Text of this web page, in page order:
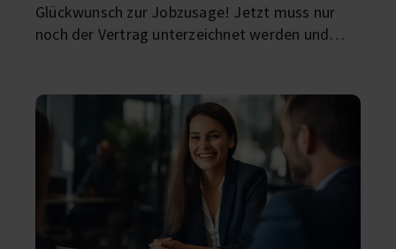
Glückwunsch zur Jobzusage! Jetzt muss nur
noch der Vertrag unterzeichnet werden und
Absolvent:tin achten?